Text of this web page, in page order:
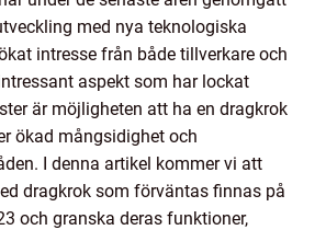
med nya teknologiska
intresse från både tillverkare och
aspekt som har lockat
är möjligheten att ha en dragkrok
ökad mångsidighet och
I denna artikel kommer vi att
dragkrok som förväntas finnas på
och granska deras funktioner,